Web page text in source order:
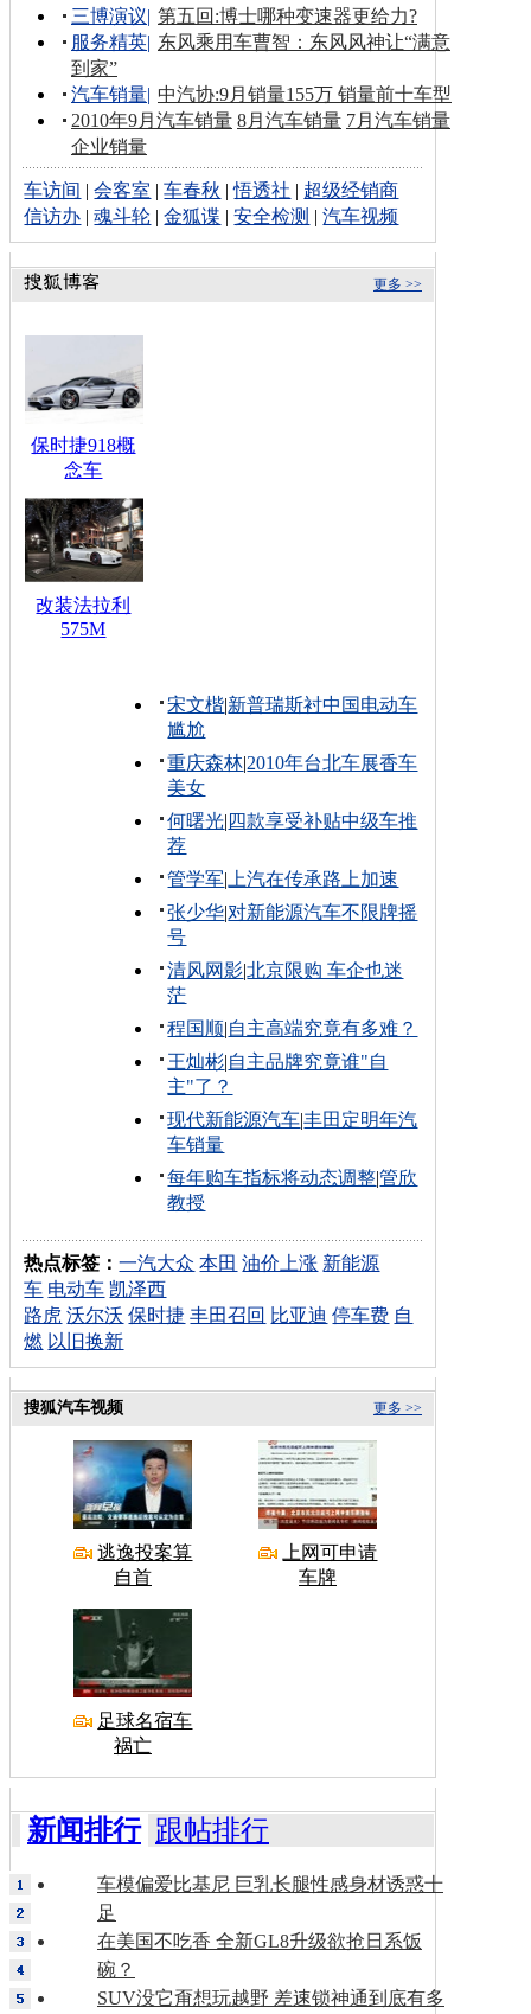
三博演议| 第五回:博士哪种变速器更给力?
服务精英| 东风乘用车曹智：东风风神让“满意
到家”
汽车销量| 中汽协:9月销量155万 销量前十车型
2010年9月汽车销量 8月汽车销量 7月汽车销量
企业销量
车访间 |会客室 |车春秋 |悟透社 | 超级经销商
信访办 |魂斗轮 |金狐谍 |安全检测 |汽车视频
更多 >>
保时捷918概
念车
改装法拉利
575M
宋文楷|新普瑞斯衬中国电动车
尴尬
重庆森林|2010年台北车展香车
美女
何曙光| 四款享受补贴中级车推
荐
管学军| 上汽在传承路上加速
张少华|对新能源汽车不限牌摇
号
清风网影|北京限购 车企也迷
茫
程国顺|自主高端究竟有多难？
王灿彬|自主品牌究竟谁"自
主"了？
现代新能源汽车|丰田定明年汽
车销量
每年购车指标将动态调整|管欣
教授
热点标签：一汽大众 本田 油价上涨 新能源
车 电动车 凯泽西
路虎 沃尔沃 保时捷 丰田召回 比亚迪 停车费 自
燃 以旧换新
更多 >>
搜狐汽车视频
逃逸投案算
自首
上网可申请
车牌
足球名宿车
祸亡
新闻排行 跟帖排行
车模偏爱比基尼 巨乳长腿性感身材诱惑十
足
在美国不吃香 全新GL8升级欲抢日系饭
碗？
SUV没它甭想玩越野 差速锁神通到底有多